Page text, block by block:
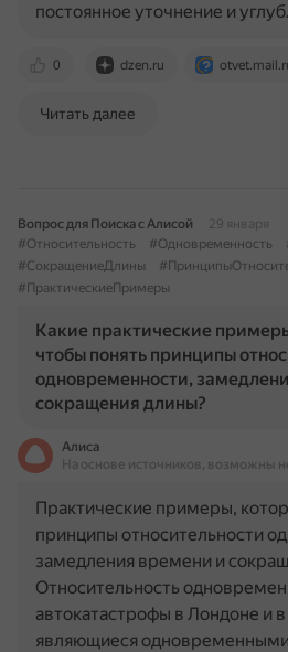
0 dzen.ru
постоянное уточнение и
Читать далее
Вопрос для Поиска с Алисой
29 января
#Относительность
#Одновременность
#СокращениеДлины
#ПрактическиеПримеры
Какие практические
чтобы понять принципы
одновременности,
сокращения длины?
Алиса
На основе источников, возможны
Практические примеры,
принципы относительности
замедления времени и
Относительность
автокатастрофы в Лондоне и
являющиеся